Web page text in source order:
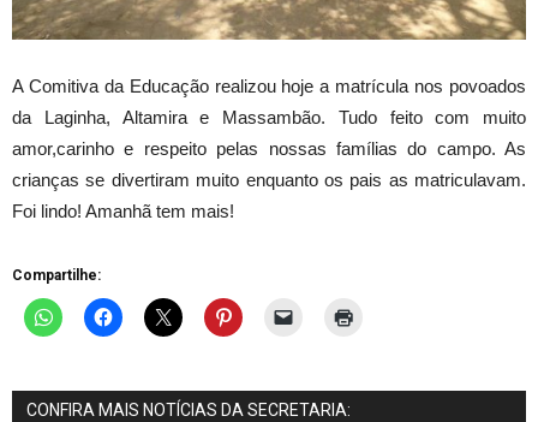
A Comitiva da Educação realizou hoje a matrícula nos povoados
da Laginha, Altamira e Massambão. Tudo feito com muito
amor,carinho e respeito pelas nossas famílias do campo. As
crianças se divertiram muito enquanto os pais as matriculavam.
Foi lindo! Amanhã tem mais!
Compartilhe:
CONFIRA MAIS NOTÍCIAS DA SECRETARIA: